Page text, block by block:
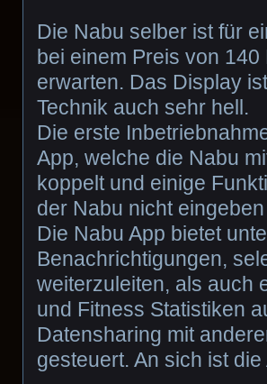
Die Nabu selber ist für
bei einem Preis von
erwarten. Das Display
Technik auch sehr hell.
Die erste
App, welche die Nabu
koppelt und einige
der Nabu nicht
Die Nabu App bietet
Benachrichtigungen,
weiterzuleiten, als auch
und Fitness Statistiken
Datensharing mit
gesteuert. An sich ist